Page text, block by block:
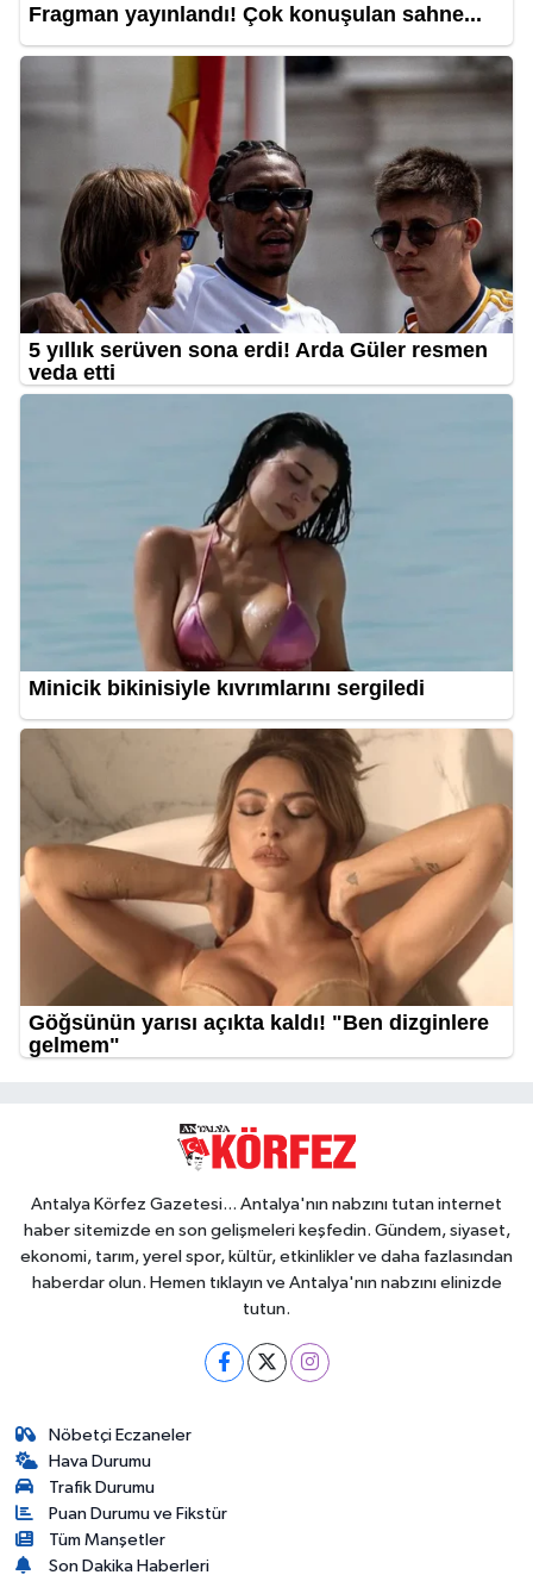
Antalya Körfez Gazetesi... Antalya'nın nabzını tutan internet
haber sitemizde en son gelişmeleri keşfedin. Gündem, siyaset,
ekonomi, tarım, yerel spor, kültür, etkinlikler ve daha fazlasından
haberdar olun. Hemen tıklayın ve Antalya'nın nabzını elinizde
tutun.
Nöbetçi Eczaneler
Hava Durumu
Trafik Durumu
Puan Durumu ve Fikstür
Tüm Manşetler
Son Dakika Haberleri